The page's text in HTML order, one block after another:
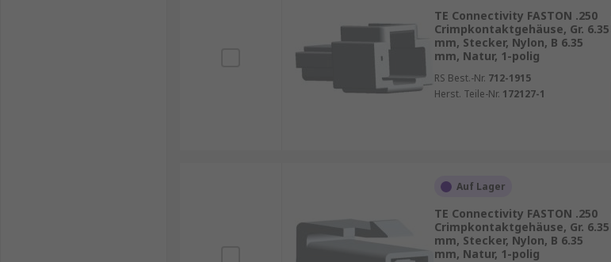
TE Connectivity FASTON .250
Crimpkontaktgehäuse, Gr. 6.35
mm, Stecker, Nylon, B 6.35
mm, Natur, 1-polig
RS Best.-Nr. 712-1915
Herst. Teile-Nr. 172127-1
Auf Lager
TE Connectivity FASTON .250
Crimpkontaktgehäuse, Gr. 6.35
mm, Stecker, Nylon, B 6.35
mm, Natur, 1-polig